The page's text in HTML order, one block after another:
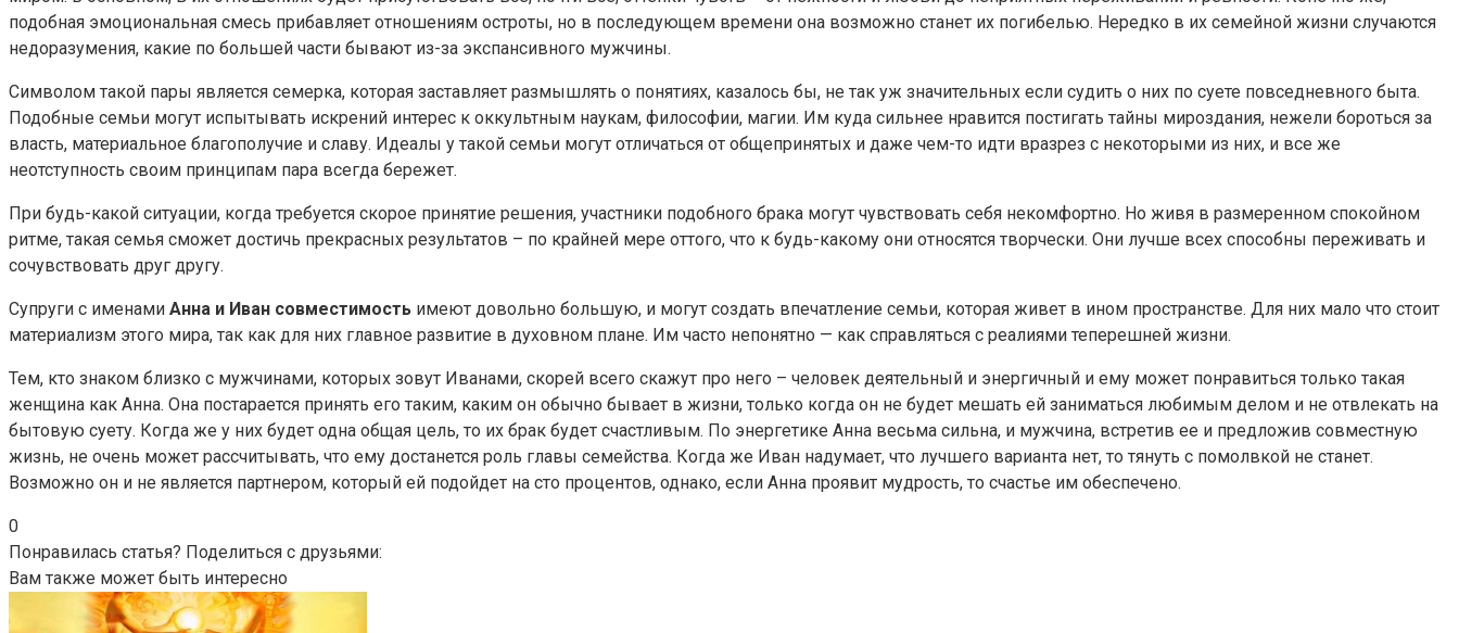
подобная эмоциональная смесь прибавляет отношениям остроты, но в последующем времени она возможно станет их погибелью. Нередко в их семейной жизни случаются
недоразумения, какие по большей части бывают из-за экспансивного мужчины.
Символом такой пары является семерка, которая заставляет размышлять о понятиях, казалось бы, не так уж значительных если судить о них по суете повседневного быта.
Подобные семьи могут испытывать искрений интерес к оккультным наукам, философии, магии. Им куда сильнее нравится постигать тайны мироздания, нежели бороться за
власть, материальное благополучие и славу. Идеалы у такой семьи могут отличаться от общепринятых и даже чем-то идти вразрез с некоторыми из них, и все же
неотступность своим принципам пара всегда бережет.
При будь-какой ситуации, когда требуется скорое принятие решения, участники подобного брака могут чувствовать себя некомфортно. Но живя в размеренном спокойном
ритме, такая семья сможет достичь прекрасных результатов – по крайней мере оттого, что к будь-какому они относятся творчески. Они лучше всех способны переживать и
сочувствовать друг другу.
Супруги с именами Анна и Иван совместимость имеют довольно большую, и могут создать впечатление семьи, которая живет в ином пространстве. Для них мало что стоит
материализм этого мира, так как для них главное развитие в духовном плане. Им часто непонятно — как справляться с реалиями теперешней жизни.
Тем, кто знаком близко с мужчинами, которых зовут Иванами, скорей всего скажут про него – человек деятельный и энергичный и ему может понравиться только такая
женщина как Анна. Она постарается принять его таким, каким он обычно бывает в жизни, только когда он не будет мешать ей заниматься любимым делом и не отвлекать на
бытовую суету. Когда же у них будет одна общая цель, то их брак будет счастливым. По энергетике Анна весьма сильна, и мужчина, встретив ее и предложив совместную
жизнь, не очень может рассчитывать, что ему достанется роль главы семейства. Когда же Иван надумает, что лучшего варианта нет, то тянуть с помолвкой не станет.
Возможно он и не является партнером, который ей подойдет на сто процентов, однако, если Анна проявит мудрость, то счастье им обеспечено.
0
Понравилась статья? Поделиться с друзьями:
Вам также может быть интересно